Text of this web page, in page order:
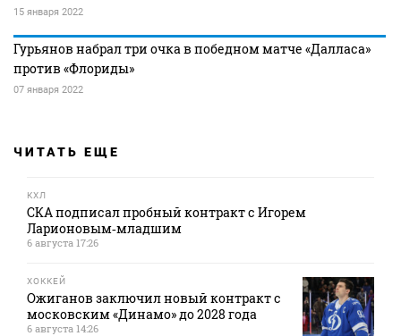
15 января 2022
Гурьянов набрал три очка в победном матче «Далласа»
против «Флориды»
07 января 2022
ЧИТАТЬ ЕЩЕ
КХЛ
СКА подписал пробный контракт с Игорем
Ларионовым‑младшим
6 августа 17:26
ХОККЕЙ
Ожиганов заключил новый контракт с
московским «Динамо» до 2028 года
6 августа 14:26